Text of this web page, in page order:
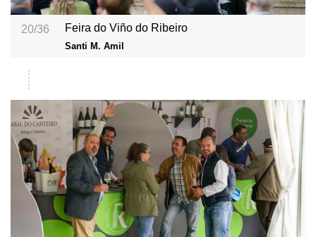
20/36 Feira do Viño do Ribeiro
Santi M. Amil